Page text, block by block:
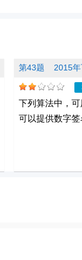
第43题 2015
下列算法中，
可以提供数字